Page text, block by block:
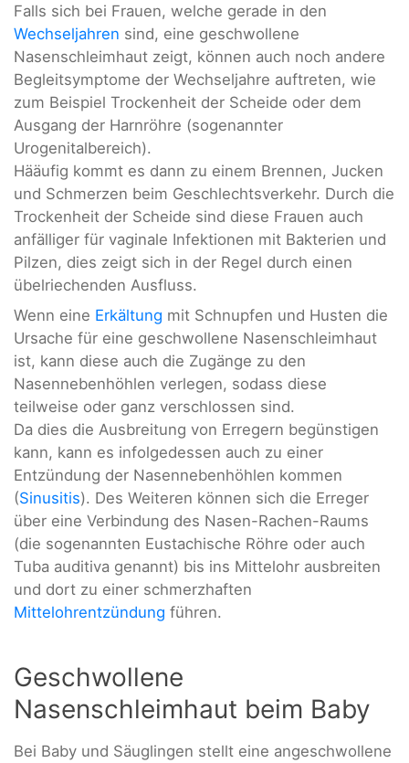
Falls sich bei Frauen, welche gerade in den
Wechseljahren sind, eine geschwollene
Nasenschleimhaut zeigt, können auch noch andere
Begleitsymptome der Wechseljahre auftreten, wie
zum Beispiel Trockenheit der Scheide oder dem
Ausgang der Harnröhre (sogenannter
Urogenitalbereich).
Hääufig kommt es dann zu einem Brennen, Jucken
und Schmerzen beim Geschlechtsverkehr. Durch die
Trockenheit der Scheide sind diese Frauen auch
anfälliger für vaginale Infektionen mit Bakterien und
Pilzen, dies zeigt sich in der Regel durch einen
übelriechenden Ausfluss.
Wenn eine Erkältung mit Schnupfen und Husten die
Ursache für eine geschwollene Nasenschleimhaut
ist, kann diese auch die Zugänge zu den
Nasennebenhöhlen verlegen, sodass diese
teilweise oder ganz verschlossen sind.
Da dies die Ausbreitung von Erregern begünstigen
kann, kann es infolgedessen auch zu einer
Entzündung der Nasennebenhöhlen kommen
(Sinusitis). Des Weiteren können sich die Erreger
über eine Verbindung des Nasen-Rachen-Raums
(die sogenannten Eustachische Röhre oder auch
Tuba auditiva genannt) bis ins Mittelohr ausbreiten
und dort zu einer schmerzhaften
Mittelohrentzündung führen.
Geschwollene
Nasenschleimhaut beim Baby
Bei Baby und Säuglingen stellt eine angeschwollene